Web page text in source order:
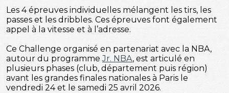
Les 4 épreuves individuelles mélangent les tirs, les
passes et les dribbles. Ces épreuves font également
appel à la vitesse et à l’adresse.
Ce Challenge organisé en partenariat avec la NBA,
autour du programmeJr. NBA, est articulé en
plusieurs phases (club, département puis région)
avant les grandes finales nationales à Paris le
vendredi 24 et le samedi 25 avril 2026.